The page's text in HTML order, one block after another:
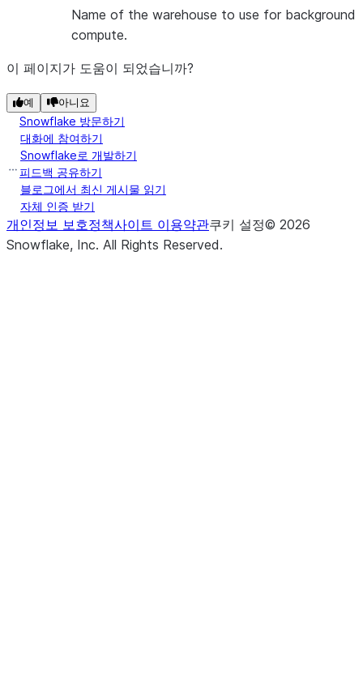
Name of the warehouse to use for background
compute.
이 페이지가 도움이 되었습니까?
예 아니요
Snowflake 방문하기
대화에 참여하기
Snowflake로 개발하기
피드백 공유하기
블로그에서 최신 게시물 읽기
자체 인증 받기
개인정보 보호정책사이트 이용약관쿠키 설정© 2026
Snowflake, Inc. All Rights Reserved.